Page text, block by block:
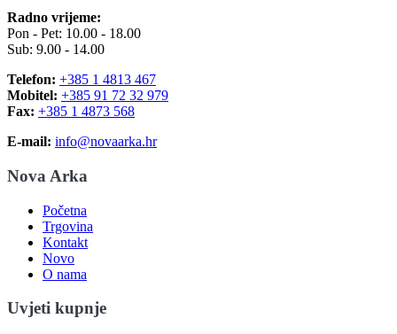
Radno vrijeme:
Pon - Pet: 10.00 - 18.00
Sub: 9.00 - 14.00
Telefon: +385 1 4813 467
Mobitel: +385 91 72 32 979
Fax: +385 1 4873 568
E-mail: info@novaarka.hr
Nova Arka
Početna
Trgovina
Kontakt
Novo
O nama
Uvjeti kupnje